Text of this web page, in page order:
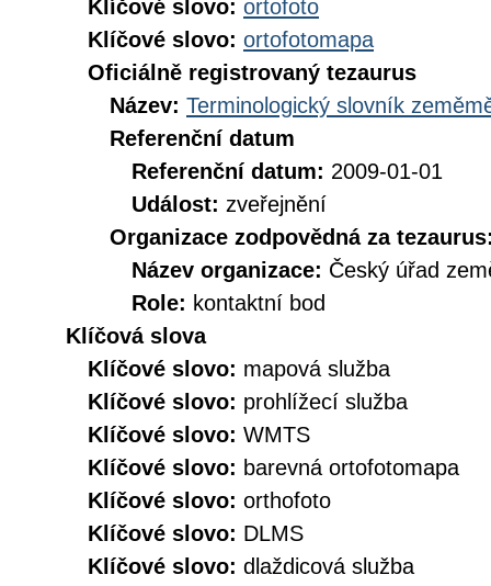
Klíčové slovo: ortofoto
Klíčové slovo: ortofotomapa
Oficiálně registrovaný tezaurus
Název: Terminologický slovník
Referenční datum
Referenční datum: 2009-01-01
Událost: zveřejnění
Organizace zodpovědná za
Název organizace: Český úřad
Role: kontaktní bod
Klíčová slova
Klíčové slovo: mapová služba
Klíčové slovo: prohlížecí služba
Klíčové slovo: WMTS
Klíčové slovo: barevná ortofotomapa
Klíčové slovo: orthofoto
Klíčové slovo: DLMS
Klíčové slovo: dlaždicová služba